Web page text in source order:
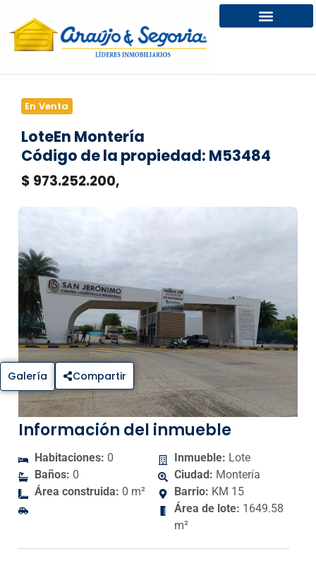
En Venta
LoteEn Montería
Código de la propiedad: M53484
$ 973.252.200,
Galería Compartir
Información del inmueble
Habitaciones: 0
Baños: 0
Área construida: 0 m²
Inmueble: Lote
Ciudad: Montería
Barrio: KM 15
Área de lote: 1649.58
m²